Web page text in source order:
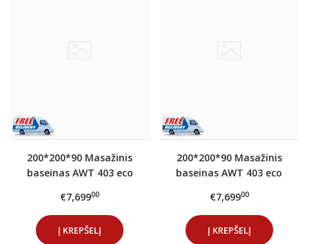
200*200*90 Masažinis
baseinas AWT 403 eco
Wave
€7,69900
Į KREPŠELĮ
200*200*90 Masažinis
baseinas AWT 403 eco
Black
€7,69900
Į KREPŠELĮ